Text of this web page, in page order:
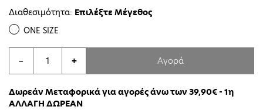
Διαθεσιμότητα: Επιλέξτε Μέγεθος
ONE SIZE
− + Αγορά
Δωρεάν Μεταφορικά για αγορές άνω των 39,90€ - 1η
ΑΛΛΑΓΗ ΔΩΡΕΑΝ